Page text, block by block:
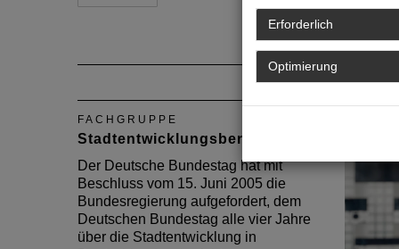
FACHGRUPPE
Stadtentwicklungsbericht 2020
Der Deutsche Bundestag hat mit
Beschluss vom 15. Juni 2005 die
Bundesregierung aufgefordert, dem
Deutschen Bundestag alle vier Jahre
über die Stadtentwicklung in
Erforderlich
Optimierung